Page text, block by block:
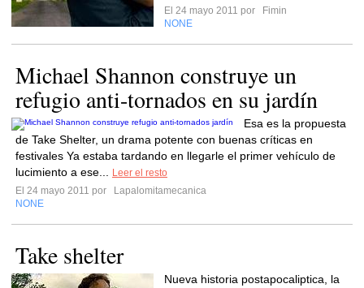
El 24 mayo 2011 por
Fimin
NONE
Michael Shannon construye un
refugio anti-tornados en su jardín
Esa es la propuesta
de Take Shelter, un drama potente con buenas críticas en
festivales Ya estaba tardando en llegarle el primer vehículo de
lucimiento a ese...
Leer el resto
El 24 mayo 2011 por
Lapalomitamecanica
NONE
Take shelter
Nueva historia postapocaliptica, la